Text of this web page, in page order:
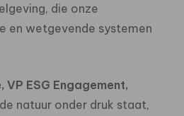
die onze
en wetgevende systemen
ESG Engagement,
natuur onder druk staat,